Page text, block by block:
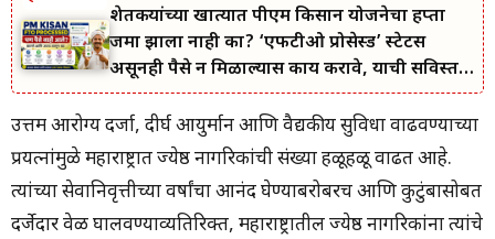
शेतकऱ्यांच्या खात्यात पीएम किसान योजनेचा हप्ता
जमा झाला नाही का? ‘एफटीओ प्रोसेस्ड’ स्टेटस
असूनही पैसे न मिळाल्यास काय करावे, याची सविस्तर
माहिती जाणून घ्या.
उत्तम आरोग्य दर्जा, दीर्घ आयुर्मान आणि वैद्यकीय सुविधा वाढवण्याच्या
प्रयत्नांमुळे महाराष्ट्रात ज्येष्ठ नागरिकांची संख्या हळूहळू वाढत आहे.
त्यांच्या सेवानिवृत्तीच्या वर्षांचा आनंद घेण्याबरोबरच आणि कुटुंबासोबत
दर्जेदार वेळ घालवण्याव्यतिरिक्त, महाराष्ट्रातील ज्येष्ठ नागरिकांना त्यांचे